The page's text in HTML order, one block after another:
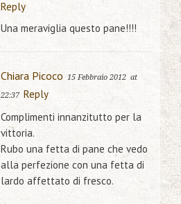
Reply
Una meraviglia questo pane!!!!
Chiara Picoco 15 Febbraio 2012 at
22:37 Reply
Complimenti innanzitutto per la
vittoria.
Rubo una fetta di pane che vedo
alla perfezione con una fetta di
lardo affettato di fresco.